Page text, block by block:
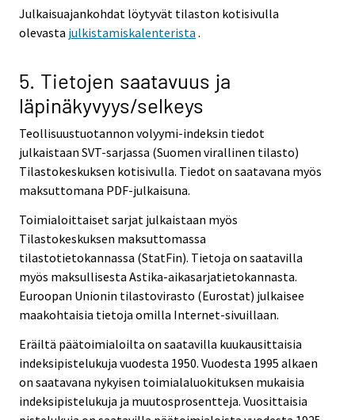
Julkaisuajankohdat löytyvät tilaston kotisivulla
olevasta julkistamiskalenterista .
5. Tietojen saatavuus ja
läpinäkyvyys/selkeys
Teollisuustuotannon volyymi-indeksin tiedot
julkaistaan SVT-sarjassa (Suomen virallinen tilasto)
Tilastokeskuksen kotisivulla. Tiedot on saatavana myös
maksuttomana PDF-julkaisuna.
Toimialoittaiset sarjat julkaistaan myös
Tilastokeskuksen maksuttomassa
tilastotietokannassa (StatFin). Tietoja on saatavilla
myös maksullisesta Astika-aikasarjatietokannasta.
Euroopan Unionin tilastovirasto (Eurostat) julkaisee
maakohtaisia tietoja omilla Internet-sivuillaan.
Eräiltä päätoimialoilta on saatavilla kuukausittaisia
indeksipistelukuja vuodesta 1950. Vuodesta 1995 alkaen
on saatavana nykyisen toimialaluokituksen mukaisia
indeksipistelukuja ja muutosprosentteja. Vuosittaisia